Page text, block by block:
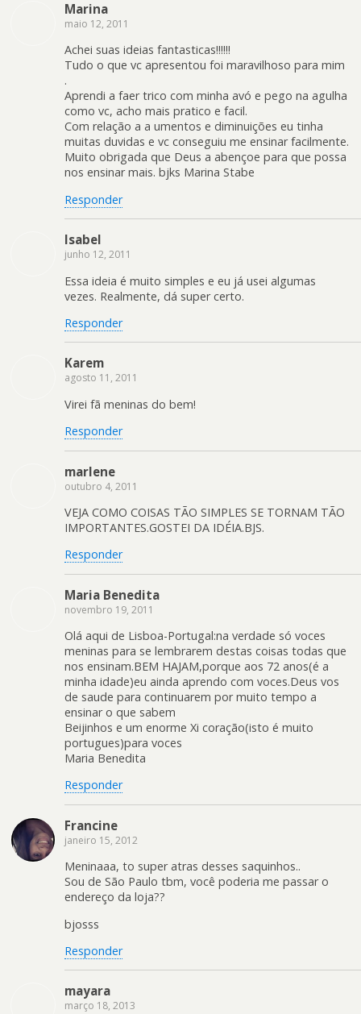
Marina
maio 12, 2011
Achei suas ideias fantasticas!!!!!!
Tudo o que vc apresentou foi maravilhoso para mim
.
Aprendi a faer trico com minha avó e pego na agulha
como vc, acho mais pratico e facil.
Com relação a a umentos e diminuições eu tinha
muitas duvidas e vc conseguiu me ensinar facilmente.
Muito obrigada que Deus a abençoe para que possa
nos ensinar mais. bjks Marina Stabe
Responder
Isabel
junho 12, 2011
Essa ideia é muito simples e eu já usei algumas
vezes. Realmente, dá super certo.
Responder
Karem
agosto 11, 2011
Virei fã meninas do bem!
Responder
marlene
outubro 4, 2011
VEJA COMO COISAS TÃO SIMPLES SE TORNAM TÃO
IMPORTANTES.GOSTEI DA IDÉIA.BJS.
Responder
Maria Benedita
novembro 19, 2011
Olá aqui de Lisboa-Portugal:na verdade só voces
meninas para se lembrarem destas coisas todas que
nos ensinam.BEM HAJAM,porque aos 72 anos(é a
minha idade)eu ainda aprendo com voces.Deus vos
de saude para continuarem por muito tempo a
ensinar o que sabem
Beijinhos e um enorme Xi coração(isto é muito
portugues)para voces
Maria Benedita
Responder
Francine
janeiro 15, 2012
Meninaaa, to super atras desses saquinhos..
Sou de São Paulo tbm, você poderia me passar o
endereço da loja??
bjosss
Responder
mayara
março 18, 2013